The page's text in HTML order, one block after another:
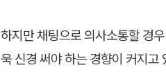
하지만 채팅으로 의사소통할 경
욱 신경 써야 하는 경향이 커지고